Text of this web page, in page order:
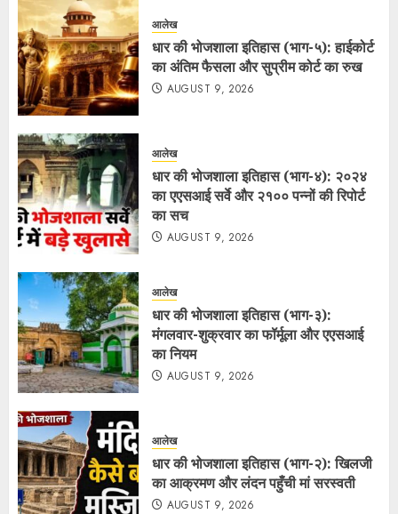
आलेख
धार की भोजशाला इतिहास (भाग-५): हाईकोर्ट
का अंतिम फैसला और सुप्रीम कोर्ट का रुख
AUGUST 9, 2026
आलेख
धार की भोजशाला इतिहास (भाग-४): २०२४
का एएसआई सर्वे और २१०० पन्नों की रिपोर्ट
का सच
AUGUST 9, 2026
आलेख
धार की भोजशाला इतिहास (भाग-३):
मंगलवार-शुक्रवार का फॉर्मूला और एएसआई
का नियम
AUGUST 9, 2026
आलेख
धार की भोजशाला इतिहास (भाग-२): खिलजी
का आक्रमण और लंदन पहुँची मां सरस्वती
AUGUST 9, 2026